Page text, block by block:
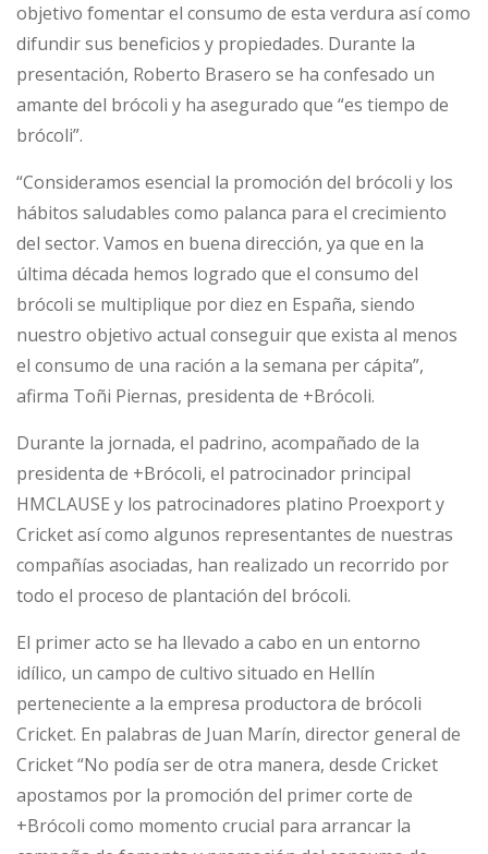
objetivo fomentar el consumo de esta verdura así como
difundir sus beneficios y propiedades. Durante la
presentación, Roberto Brasero se ha confesado un
amante del brócoli y ha asegurado que “es tiempo de
brócoli”.
“Consideramos esencial la promoción del brócoli y los
hábitos saludables como palanca para el crecimiento
del sector. Vamos en buena dirección, ya que en la
última década hemos logrado que el consumo del
brócoli se multiplique por diez en España, siendo
nuestro objetivo actual conseguir que exista al menos
el consumo de una ración a la semana per cápita”,
afirma Toñi Piernas, presidenta de +Brócoli.
Durante la jornada, el padrino, acompañado de la
presidenta de +Brócoli, el patrocinador principal
HMCLAUSE y los patrocinadores platino Proexport y
Cricket así como algunos representantes de nuestras
compañías asociadas, han realizado un recorrido por
todo el proceso de plantación del brócoli.
El primer acto se ha llevado a cabo en un entorno
idílico, un campo de cultivo situado en Hellín
perteneciente a la empresa productora de brócoli
Cricket. En palabras de Juan Marín, director general de
Cricket “No podía ser de otra manera, desde Cricket
apostamos por la promoción del primer corte de
+Brócoli como momento crucial para arrancar la